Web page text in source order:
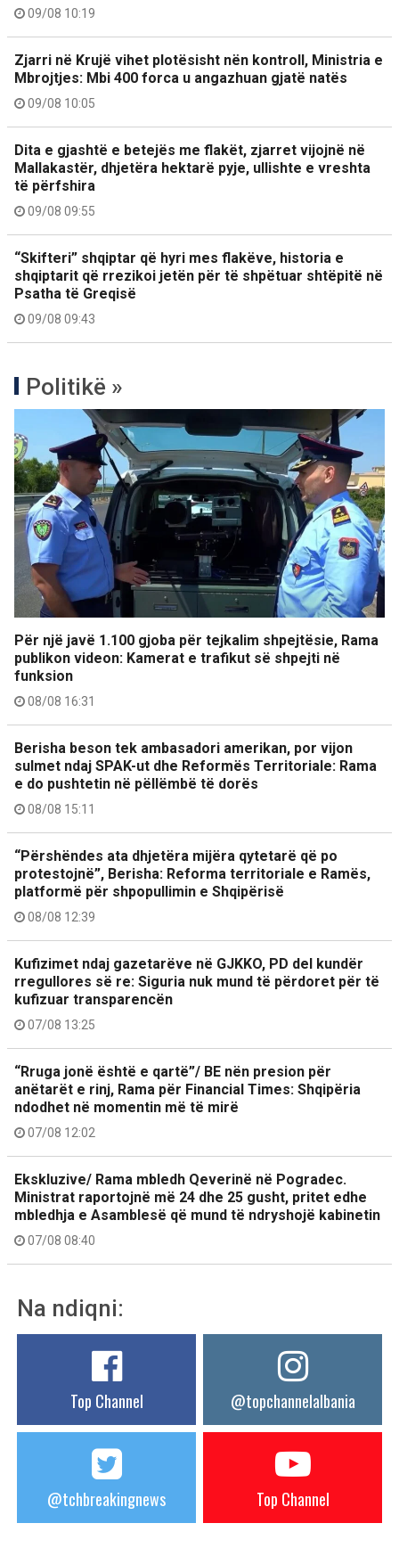
09/08 10:19
Zjarri në Krujë vihet plotësisht nën kontroll, Ministria e
Mbrojtjes: Mbi 400 forca u angazhuan gjatë natës
09/08 10:05
Dita e gjashtë e betejës me flakët, zjarret vijojnë në
Mallakastër, dhjetëra hektarë pyje, ullishte e vreshta
të përfshira
09/08 09:55
“Skifteri” shqiptar që hyri mes flakëve, historia e
shqiptarit që rrezikoi jetën për të shpëtuar shtëpitë në
Psatha të Greqisë
09/08 09:43
Politikë »
Për një javë 1.100 gjoba për tejkalim shpejtësie, Rama
publikon videon: Kamerat e trafikut së shpejti në
funksion
08/08 16:31
Berisha beson tek ambasadori amerikan, por vijon
sulmet ndaj SPAK-ut dhe Reformës Territoriale: Rama
e do pushtetin në pëllëmbë të dorës
08/08 15:11
“Përshëndes ata dhjetëra mijëra qytetarë që po
protestojnë”, Berisha: Reforma territoriale e Ramës,
platformë për shpopullimin e Shqipërisë
08/08 12:39
Kufizimet ndaj gazetarëve në GJKKO, PD del kundër
rregullores së re: Siguria nuk mund të përdoret për të
kufizuar transparencën
07/08 13:25
“Rruga jonë është e qartë”/ BE nën presion për
anëtarët e rinj, Rama për Financial Times: Shqipëria
ndodhet në momentin më të mirë
07/08 12:02
Ekskluzive/ Rama mbledh Qeverinë në Pogradec.
Ministrat raportojnë më 24 dhe 25 gusht, pritet edhe
mbledhja e Asamblesë që mund të ndryshojë kabinetin
07/08 08:40
Na ndiqni:
Top Channel @topchannelalbania
@tchbreakingnews Top Channel